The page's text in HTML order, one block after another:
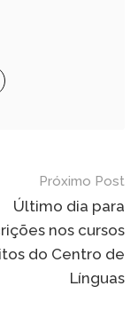
Próximo Post
Último dia para
nos cursos
do Centro de
Línguas